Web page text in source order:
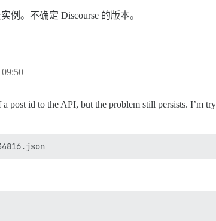
例。不确定 Discourse 的版本。
post id to the API, but the problem still persists. I’m